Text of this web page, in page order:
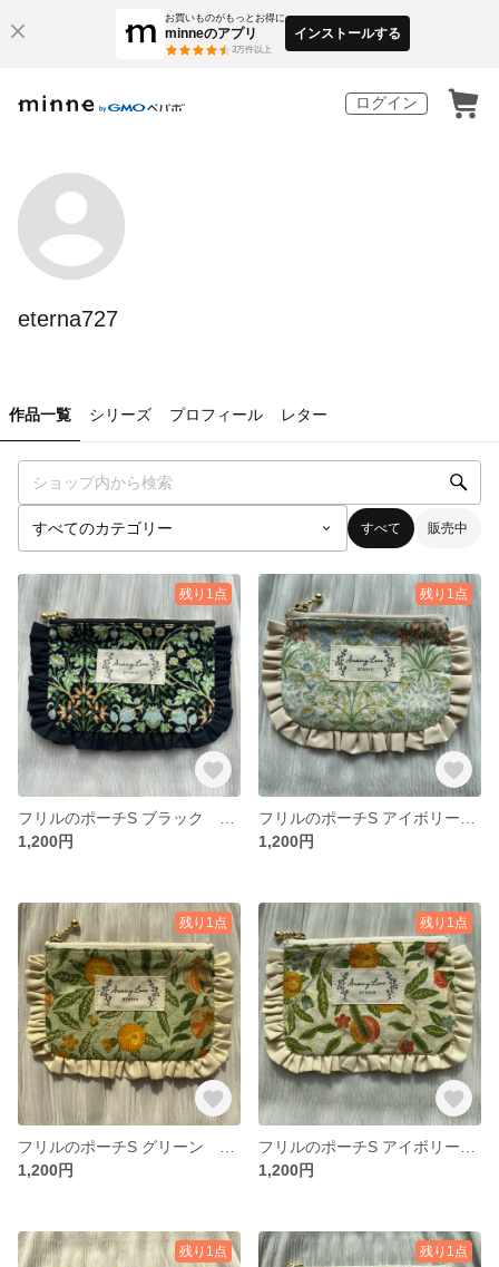
お買いものがもっとお得に
minneのアプリ
3万件以上
インストールする
ログイン
eterna727
作品一覧 シリーズ プロフィール レター
すべて 販売中
残り1点
1,200円
残り1点
1,200円
残り1点
1,200円
残り1点
1,200円
残り1点 残り1点